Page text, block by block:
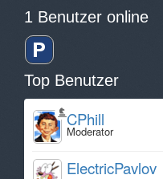
1 Benutzer online
Top Benutzer
CPhill
Moderator
ElectricPavlov